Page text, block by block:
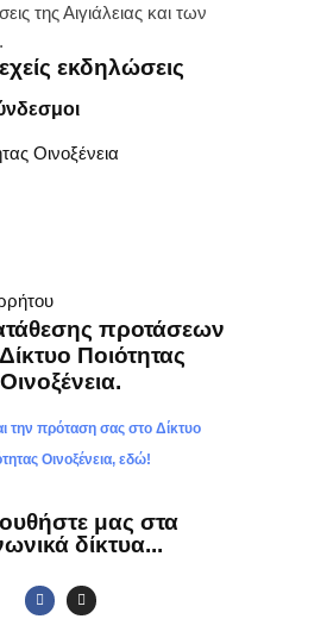
της Αιγιάλειας και των
εκδηλώσεις
Οινοξένεια
προτάσεων
Ποιότητας
Οινοξένεια.
την πρόταση σας στο Δίκτυο
Οινοξένεια, εδώ!
μας στα
δίκτυα...